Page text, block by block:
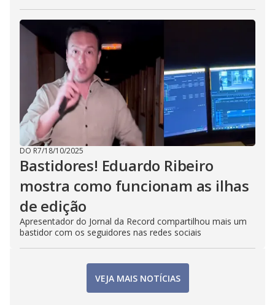
DO R7/18/10/2025
Bastidores! Eduardo Ribeiro
mostra como funcionam as ilhas
de edição
Apresentador do Jornal da Record compartilhou mais um
bastidor com os seguidores nas redes sociais
VEJA MAIS NOTÍCIAS